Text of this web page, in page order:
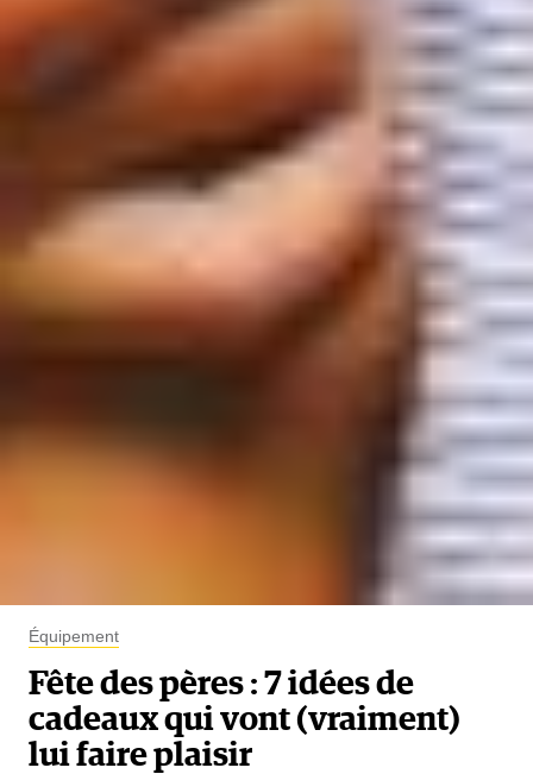
Équipement
Fête des pères : 7 idées de
cadeaux qui vont (vraiment)
lui faire plaisir